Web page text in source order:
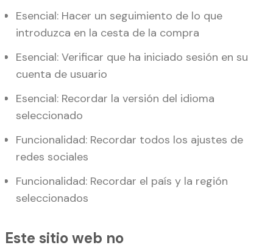
Esencial: Hacer un seguimiento de lo que
introduzca en la cesta de la compra
Esencial: Verificar que ha iniciado sesión en su
cuenta de usuario
Esencial: Recordar la versión del idioma
seleccionado
Funcionalidad: Recordar todos los ajustes de
redes sociales
Funcionalidad: Recordar el país y la región
seleccionados
Este sitio web no